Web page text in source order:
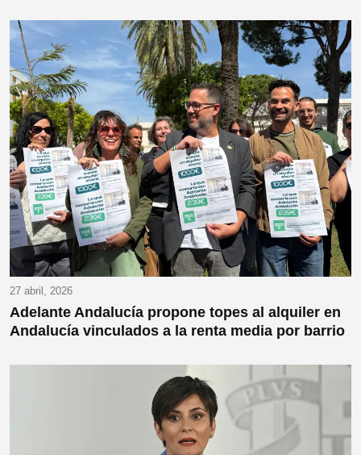
27 abril, 2026
Adelante Andalucía propone topes al alquiler en
Andalucía vinculados a la renta media por barrio